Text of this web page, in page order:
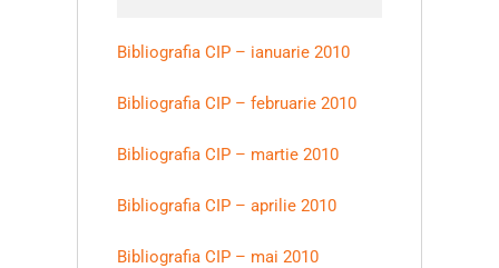
Bibliografia CIP – ianuarie 2010
Bibliografia CIP – februarie 2010
Bibliografia CIP – martie 2010
Bibliografia CIP – aprilie 2010
Bibliografia CIP – mai 2010